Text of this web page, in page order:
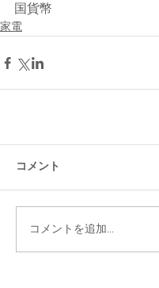
国貨幣
家電
コメント
コメントを追加…